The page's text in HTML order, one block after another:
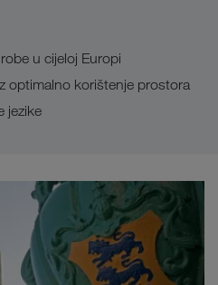
u cijeloj Europi
optimalno korištenje prostora
jezike